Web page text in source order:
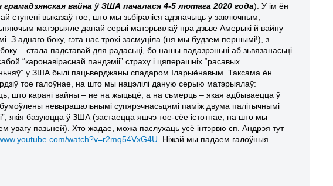
грамадзянская вайна ў ЗША пачалася 4-5 лютага 2020 года). У ім ён
ступені выказаў тое, што мы зьбіраліся адзначыць у заключным,
матэрыяле данай серыі матэрыялаў пра дзьве Амерыкі й вайну
З аднаго боку, гэта нас трохі засмуціла (ня мы будзем першымі!), з
– стала падставай для радасьці, бо нашы падазрэньні аб зьвязанасьці
“каронавіраснай пандэміі” страху і цяперашніх “расавых
у ЗША былі пацьверджаны спадаром Іларыёнавым. Таксама ён
тое галоўнае, на што мы нацэлілі даную серыю матэрыялаў:
што карані вайны – не на жыцьцё, а на сьмерць – якая адбываецца ў
невырашальнымі супярэчнасьцямі паміж двума палітычнымі
якія базуюцца ў ЗША (застаецца яшчэ тое-сёе істотнае, на што мы
увагу пазьней). Хто жадае, можа паслухаць усё інтэрвю сп. Андрэя тут –
watch?v=r2mq54VxG4U . Ніжэй мы падаем галоўныя